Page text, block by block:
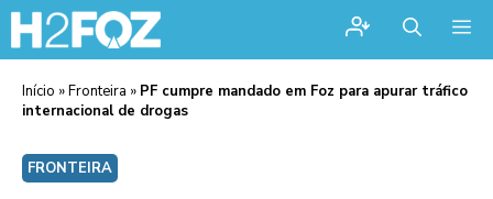
Início »Fronteira » PF cumpre mandado em Foz para apurar tráfico
internacional de drogas
FRONTEIRA